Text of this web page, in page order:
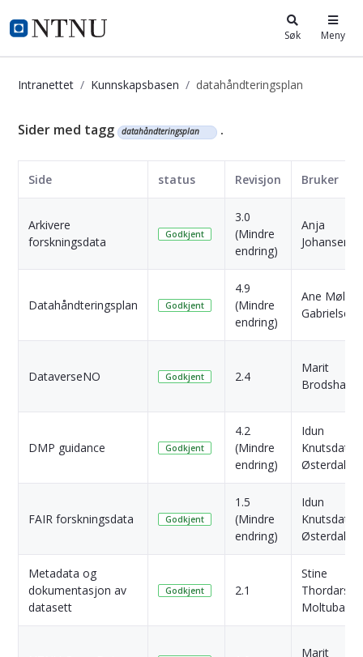
i.ntnu.no Søk Meny
Intranettet Kunnskapsbasen datahåndteringsplan
Kunnskapsbasen
Sider med tagg datahåndteringsplan .
Side status Revisjon Bruker
Arkivere
forskningsdata
Godkjent
3.0
(Mindre
endring)
Anja
Johansen
Datahåndteringsplan Godkjent
4.9
(Mindre
endring)
Ane Møller
Gabrielsen
DataverseNO Godkjent 2.4
Marit
Brodshaug
DMP guidance Godkjent
4.2
(Mindre
endring)
Idun
Knutsdatter
Østerdal
FAIR forskningsdata Godkjent
1.5
(Mindre
endring)
Idun
Knutsdatter
Østerdal
Metadata og
dokumentasjon av
datasett
Godkjent 2.1
Stine
Thordarson
Moltubakk
Marit